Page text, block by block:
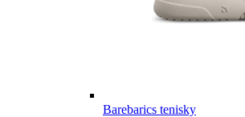
Barebarics tenisky